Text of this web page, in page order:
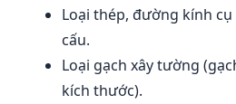
Loại thép, đường kính
cấu.
Loại gạch xây tường
kích thước).